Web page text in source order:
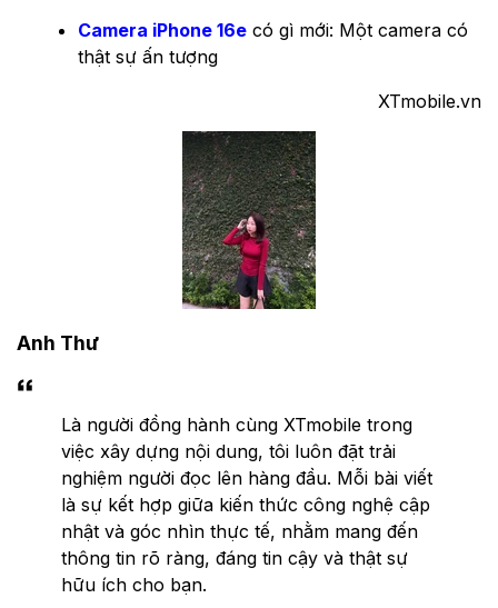
Camera iPhone 16e có gì mới: Một camera có
thật sự ấn tượng
XTmobile.vn
Anh Thư
Là người đồng hành cùng XTmobile trong
việc xây dựng nội dung, tôi luôn đặt trải
nghiệm người đọc lên hàng đầu. Mỗi bài viết
là sự kết hợp giữa kiến thức công nghệ cập
nhật và góc nhìn thực tế, nhằm mang đến
thông tin rõ ràng, đáng tin cậy và thật sự
hữu ích cho bạn.